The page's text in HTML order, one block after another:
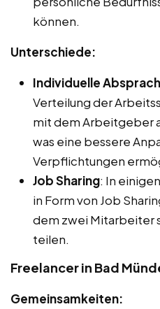
können.
Unterschiede:
Individuelle
Verteilung der
mit dem Arbeitgeber
was eine bessere
Verpflichtungen
Job Sharing: In
in Form von Job
dem zwei Mitarbeiter
teilen.
Freelancer in Bad
Gemeinsamkeiten: